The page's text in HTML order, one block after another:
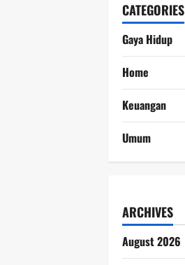
CATEGORIES
Gaya Hidup
Home
Keuangan
Umum
ARCHIVES
August 2026